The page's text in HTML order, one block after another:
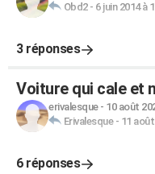
Obd2- 6 juin 2014 à
3 réponses
Voiture qui cale et
erivalesque- 10 août
Erivalesque- 11
6 réponses